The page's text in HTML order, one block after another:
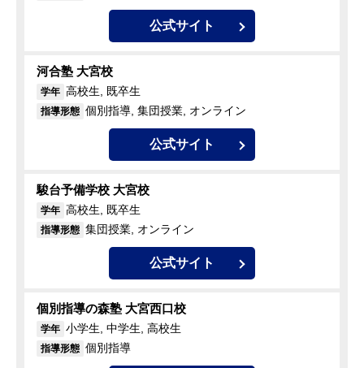
公式サイト
河合塾 大宮校
学年 高校生, 既卒生
指導形態 個別指導, 集団授業, オンライン
公式サイト
駿台予備学校 大宮校
学年 高校生, 既卒生
指導形態 集団授業, オンライン
公式サイト
個別指導の森塾 大宮西口校
学年 小学生, 中学生, 高校生
指導形態 個別指導